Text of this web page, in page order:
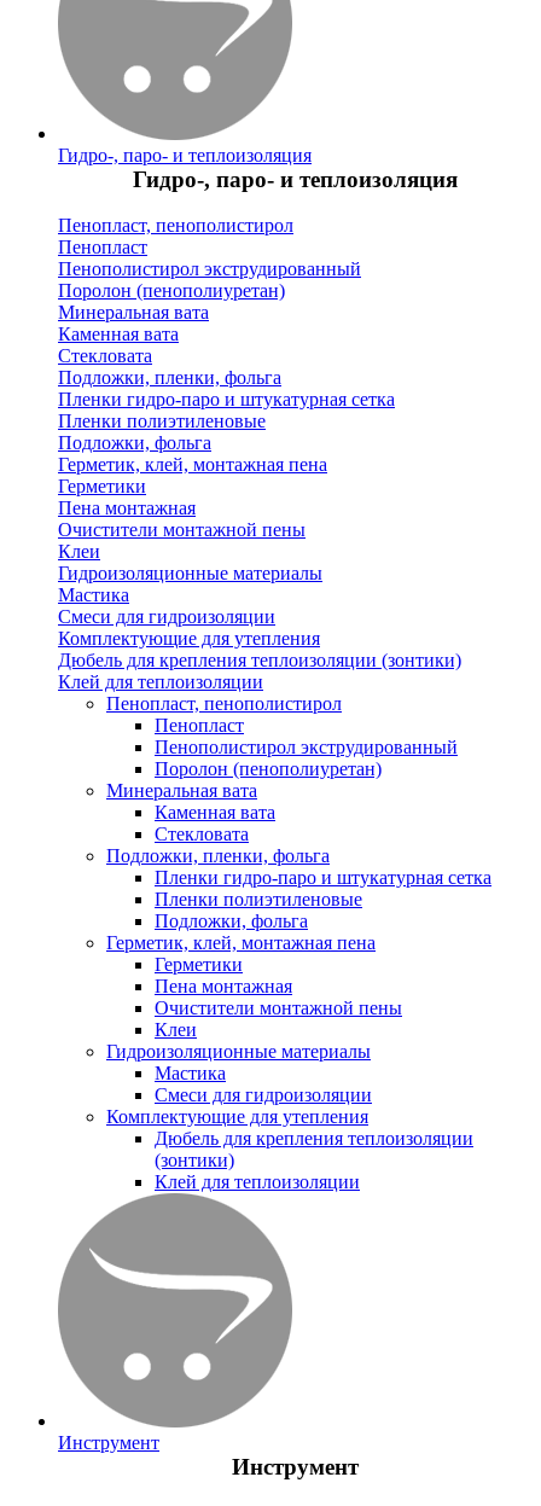
Гидро-, паро- и теплоизоляция
Гидро-, паро- и теплоизоляция
Пенопласт, пенополистирол
Пенопласт
Пенополистирол экструдированный
Поролон (пенополиуретан)
Минеральная вата
Каменная вата
Стекловата
Подложки, пленки, фольга
Пленки гидро-паро и штукатурная сетка
Пленки полиэтиленовые
Подложки, фольга
Герметик, клей, монтажная пена
Герметики
Пена монтажная
Очистители монтажной пены
Клеи
Гидроизоляционные материалы
Мастика
Смеси для гидроизоляции
Комплектующие для утепления
Дюбель для крепления теплоизоляции (зонтики)
Клей для теплоизоляции
Пенопласт, пенополистирол
Пенопласт
Пенополистирол экструдированный
Поролон (пенополиуретан)
Минеральная вата
Каменная вата
Стекловата
Подложки, пленки, фольга
Пленки гидро-паро и штукатурная сетка
Пленки полиэтиленовые
Подложки, фольга
Герметик, клей, монтажная пена
Герметики
Пена монтажная
Очистители монтажной пены
Клеи
Гидроизоляционные материалы
Мастика
Смеси для гидроизоляции
Комплектующие для утепления
Дюбель для крепления теплоизоляции
(зонтики)
Клей для теплоизоляции
Инструмент
Инструмент